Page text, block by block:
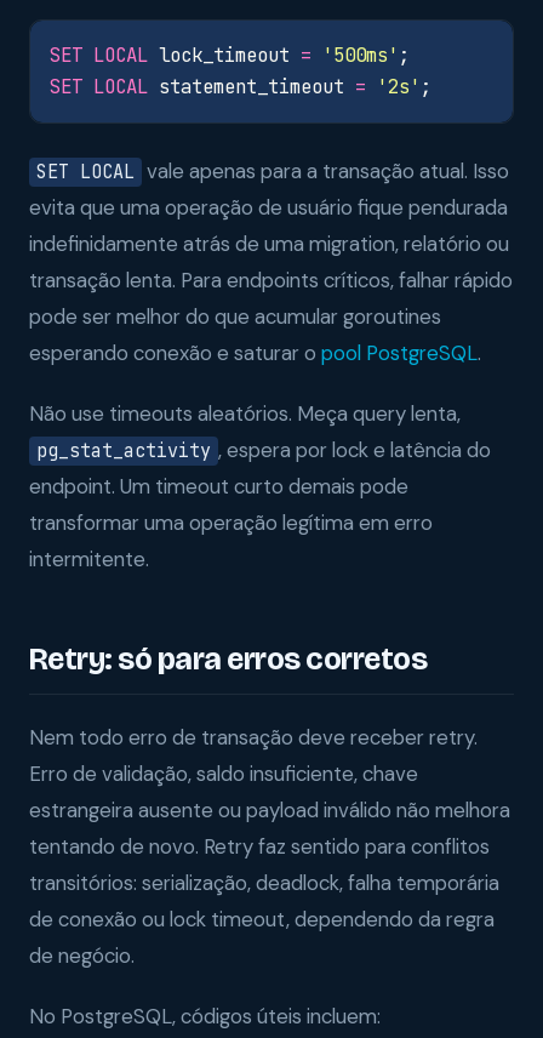
SET LOCAL lock_timeout = '500ms' ;
SET LOCAL statement_timeout = '2s' ;
SET LOCAL vale apenas para a transação atual. Isso
evita que uma operação de usuário fique pendurada
indefinidamente atrás de uma migration, relatório ou
transação lenta. Para endpoints críticos, falhar rápido
pode ser melhor do que acumular goroutines
esperando conexão e saturar o pool PostgreSQL.
Não use timeouts aleatórios. Meça query lenta,
pg_stat_activity , espera por lock e latência do
endpoint. Um timeout curto demais pode
transformar uma operação legítima em erro
intermitente.
Retry: só para erros corretos
Nem todo erro de transação deve receber retry.
Erro de validação, saldo insuficiente, chave
estrangeira ausente ou payload inválido não melhora
tentando de novo. Retry faz sentido para conflitos
transitórios: serialização, deadlock, falha temporária
de conexão ou lock timeout, dependendo da regra
de negócio.
No PostgreSQL, códigos úteis incluem: